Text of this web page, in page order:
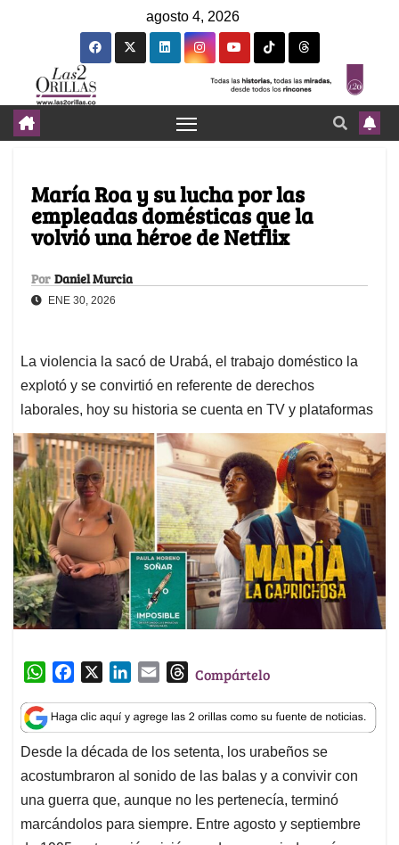
agosto 4, 2026
María Roa y su lucha por las
empleadas domésticas que la
volvió una héroe de Netflix
Por Daniel Murcia
ENE 30, 2026
La violencia la sacó de Urabá, el trabajo doméstico la
explotó y se convirtió en referente de derechos
laborales, hoy su historia se cuenta en TV y plataformas
W
a
t
s
A
p
p
c
e
b
o
o
k
n
k
e
d
I
n
a
i
l
T
r
e
a
d
s
Compártelo
Desde la década de los setenta, los urabeños se
acostumbraron al sonido de las balas y a convivir con
una guerra que, aunque no les pertenecía, terminó
marcándolos para siempre. Entre agosto y septiembre